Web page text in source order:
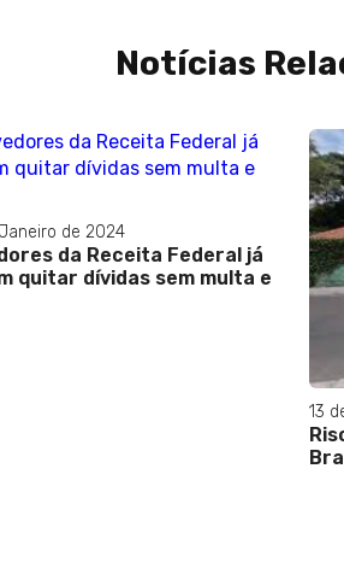
Notícias
de 2024
da Receita Federal já
quitar dívidas sem multa e
13